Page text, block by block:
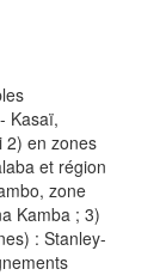
Kasaï,
2) en zones
et région
zone
Kamba ; 3)
: Stanley-